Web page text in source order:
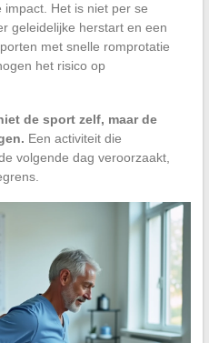
Het is niet per se
geleidelijke herstart en een
met snelle romprotatie
het risico op
de sport zelf, maar de
Een activiteit die
volgende dag veroorzaakt,